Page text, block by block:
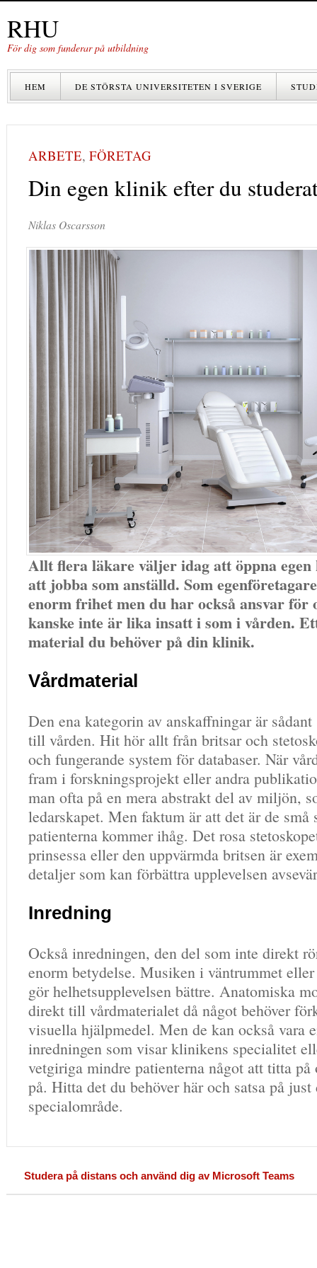
RHU
För dig som funderar på utbildning
HEM DE STÖRSTA UNIVERSITETEN I SVERIGE
ARBETE, FÖRETAG
Din egen klinik efter du
Niklas Oscarsson
Allt flera läkare väljer idag att öppna
att jobba som anställd. Som
enorm frihet men du har också ansvar för
kanske inte är lika insatt i som i vården.
material du behöver på din klinik.
Vårdmaterial
Den ena kategorin av anskaffningar är
till vården. Hit hör allt från britsar och
och fungerande system för databaser. När
fram i forskningsprojekt eller andra
man ofta på en mera abstrakt del av miljön,
ledarskapet. Men faktum är att det är de små
patienterna kommer ihåg. Det rosa
prinsessa eller den uppvärmda britsen är
detaljer som kan förbättra upplevelsen
Inredning
Också inredningen, den del som inte direkt
enorm betydelse. Musiken i väntrummet eller
gör helhetsupplevelsen bättre. Anatomiska
direkt till vårdmaterialet då något behöver
visuella hjälpmedel. Men de kan också vara
inredningen som visar klinikens specialitet
vetgiriga mindre patienterna något att titta på
på. Hitta det du behöver här och satsa på
specialområde.
Studera på distans och använd dig av Microsoft Teams